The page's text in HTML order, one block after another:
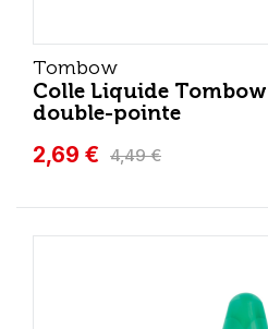
Tombow
Colle Liquide
double-pointe
2,69 € 4,49 €